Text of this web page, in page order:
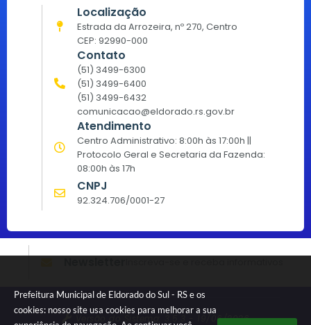
Prefeitura Municipal de Eldorado do Sul - RS e os
cookies: nosso site usa cookies para melhorar a sua
Localização
Estrada da Arrozeira, nº 270, Centro
CEP: 92990-000
Contato
(51) 3499-6300
(51) 3499-6400
(51) 3499-6432
comunicacao@eldorado.rs.gov.br
Atendimento
Centro Administrativo: 8:00h às 17:00h ||
Protocolo Geral e Secretaria da Fazenda:
08:00h às 17h
CNPJ
92.324.706/0001-27
Versão do Sistema: 3.5.3 - 19/06/2026